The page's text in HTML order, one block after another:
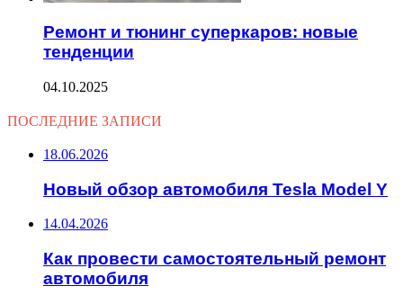
Ремонт и тюнинг суперкаров: новые
тенденции
04.10.2025
ПОСЛЕДНИЕ ЗАПИСИ
18.06.2026
Новый обзор автомобиля Tesla Model Y
14.04.2026
Как провести самостоятельный ремонт
автомобиля